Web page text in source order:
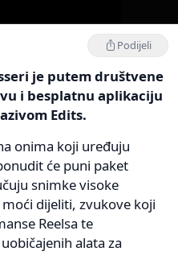
Podijeli
je putem društvene
i besplatnu aplikaciju
Edits.
onima koji uređuju
će puni paket
snimke visoke
dijeliti, zvukove koji
Reelsa te
alata za